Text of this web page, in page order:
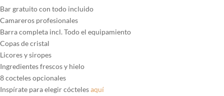
Bar gratuito con todo incluido
Camareros profesionales
Barra completa incl. Todo el equipamiento
Copas de cristal
Licores y siropes
Ingredientes frescos y hielo
8 cocteles opcionales
Inspírate para elegir cóctelesaquí